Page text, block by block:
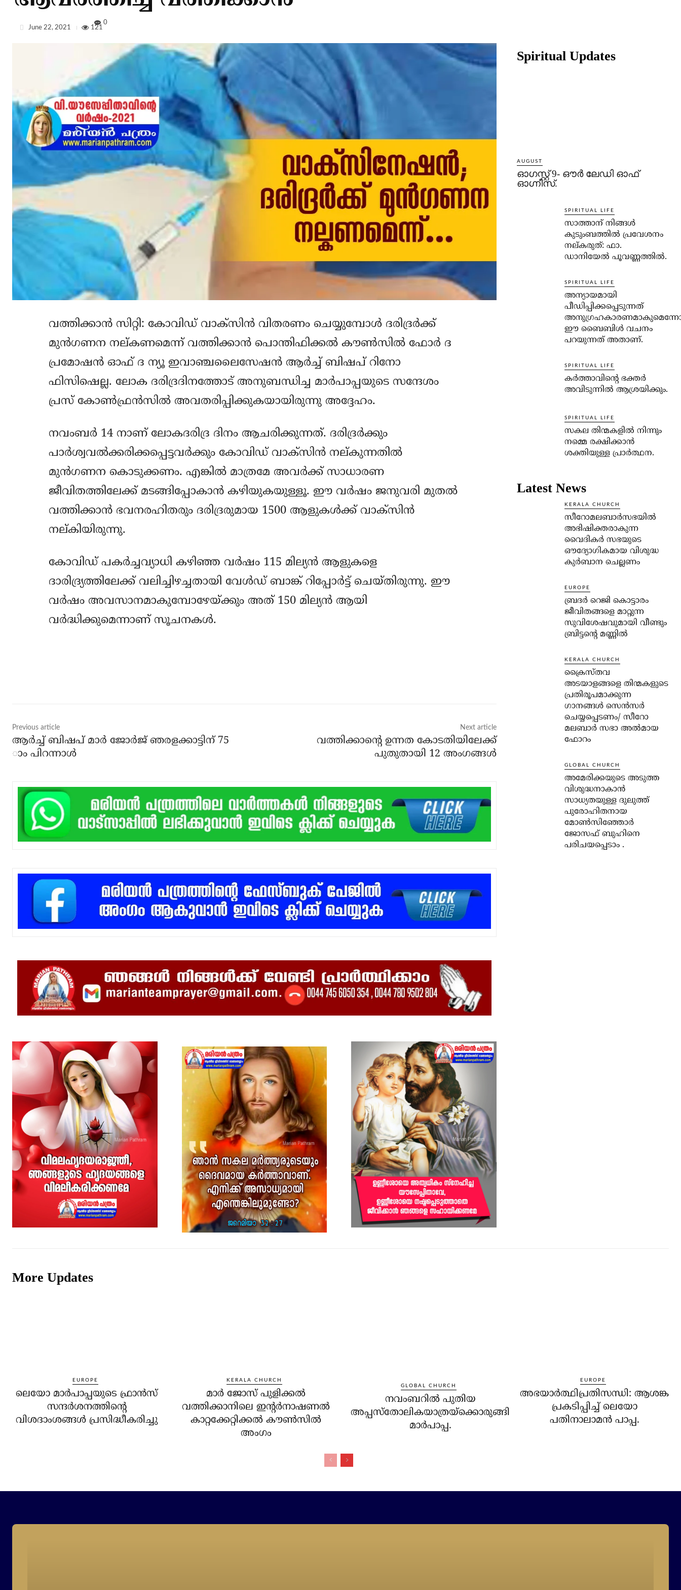
June 22, 2021 121
0
വത്തിക്കാന്‍ സിറ്റി: കോവിഡ് വാക്‌സിന്‍ വിതരണം ചെയ്യുമ്പോള്‍ ദരിദ്രര്‍ക്ക്
മുന്‍ഗണന നല്കണമെന്ന് വത്തിക്കാന്‍ പൊന്തിഫിക്കല്‍ കൗണ്‍സില്‍ ഫോര്‍ ദ
പ്രമോഷന്‍ ഓഫ് ദ ന്യൂ ഇവാഞ്ചലൈസേഷന്‍ ആര്‍ച്ച് ബിഷപ് റിനോ
ഫിസിഷെല്ല. ലോക ദരിദ്രദിനത്തോട് അനുബന്ധിച്ച മാര്‍പാപ്പയുടെ സന്ദേശം
പ്രസ് കോണ്‍ഫ്രന്‍സില്‍ അവതരിപ്പിക്കുകയായിരുന്നു അദ്ദേഹം.
നവംബര്‍ 14 നാണ് ലോകദരിദ്ര ദിനം ആചരിക്കുന്നത്. ദരിദ്രര്‍ക്കും
പാര്‍ശ്വവല്‍ക്കരിക്കപ്പെട്ടവര്‍ക്കും കോവിഡ് വാക്‌സിന്‍ നല്കുന്നതില്‍
മുന്‍ഗണന കൊടുക്കണം. എങ്കില്‍ മാത്രമേ അവര്‍ക്ക് സാധാരണ
ജീവിതത്തിലേക്ക് മടങ്ങിപ്പോകാന്‍ കഴിയുകയുള്ളൂ. ഈ വര്‍ഷം ജനുവരി മുതല്‍
വത്തിക്കാന്‍ ഭവനരഹിതരും ദരിദ്രരുമായ 1500 ആളുകള്‍ക്ക് വാക്‌സിന്‍
നല്കിയിരുന്നു.
കോവിഡ് പകര്‍ച്ചവ്യാധി കഴിഞ്ഞ വര്‍ഷം 115 മില്യന്‍ ആളുകളെ
ദാരിദ്ര്യത്തിലേക്ക് വലിച്ചിഴച്ചതായി വേള്‍ഡ് ബാങ്ക് റിപ്പോര്‍ട്ട് ചെയ്തിരുന്നു. ഈ
വര്‍ഷം അവസാനമാകുമ്പോഴേയ്ക്കും അത് 150 മില്യന്‍ ആയി
വര്‍ദ്ധിക്കുമെന്നാണ് സൂചനകള്‍.
Previous article
ആര്‍ച്ച് ബിഷപ് മാര്‍ ജോര്‍ജ് ഞരളക്കാട്ടിന് 75
ാം പിറന്നാള്‍
Next article
വത്തിക്കാന്റെ ഉന്നത കോടതിയിലേക്ക്
പുതുതായി 12 അംഗങ്ങള്‍
Spiritual Updates
AUGUST
ഓഗസ്റ്റ് 9- ഔര്‍ ലേഡി ഓഫ്
ഓഗ്നീസ്.
SPIRITUAL LIFE
സാത്താന് നിങ്ങള്‍
കുടുംബത്തില്‍ പ്രവേശനം
നല്കരുത്: ഫാ.
ഡാനിയേല്‍ പൂവണ്ണത്തില്‍.
SPIRITUAL LIFE
അന്യായമായി
പീഡിപ്പിക്കപ്പെടുന്നത്
ഈ ബൈബിള്‍ വചനം
പറയുന്നത് അതാണ്.
SPIRITUAL LIFE
കര്‍ത്താവിന്റെ ഭക്തര്‍
അവിടുന്നില്‍ ആശ്രയിക്കും.
SPIRITUAL LIFE
സകല തിന്മകളില്‍ നിന്നും
നമ്മെ രക്ഷിക്കാന്‍
ശക്തിയുള്ള പ്രാര്‍ത്ഥന.
Latest News
KERALA CHURCH
സീറോമലബാർസഭയിൽ
അഭിഷിക്തരാകുന്ന
വൈദികർ സഭയുടെ
ഔദ്യോഗികമായ വിശുദ്ധ
കുർബാന ചെല്ലണം
EUROPE
ബ്രദർ റെജി കൊട്ടാരം
ജീവിതങ്ങളെ മാറ്റുന്ന
സുവിശേഷവുമായി വീണ്ടും
ബ്രിട്ടന്റെ മണ്ണിൽ
KERALA CHURCH
ക്രൈസ്തവ
അടയാളങ്ങളെ തിന്മകളുടെ
പ്രതിരൂപമാക്കുന്ന
ഗാനങ്ങൾ സെൻസർ
ചെയ്യപ്പെടണം/ സീറോ
മലബാർ സഭാ അൽമായ
ഫോറം
GLOBAL CHURCH
അമേരിക്കയുടെ അടുത്ത
വിശുദ്ധനാകാൻ
സാധ്യതയുള്ള ദുലുത്ത്
പുരോഹിതനായ
മോൺസിഞ്ഞോർ
ജോസഫ് ബുഹിനെ
പരിചയപ്പെടാം .
More Updates
EUROPE
ലെയോ മാര്‍പാപ്പയുടെ ഫ്രാന്‍സ്
സന്ദര്‍ശനത്തിന്റെ
വിശദാംശങ്ങള്‍ പ്രസിദ്ധീകരിച്ചു
KERALA CHURCH
മാര്‍ ജോസ് പുളിക്കല്‍
വത്തിക്കാനിലെ ഇന്റര്‍നാഷണല്‍
കാറ്റക്കേറ്റിക്കല്‍ കൗണ്‍സില്‍
അംഗം
GLOBAL CHURCH
നവംബറില്‍ പുതിയ
അപ്പസ്‌തോലികയാത്രയ്‌ക്കൊരുങ്ങി
മാര്‍പാപ്പ.
EUROPE
അഭയാര്‍ത്ഥിപ്രതിസന്ധി: ആശങ്ക
പ്രകടിപ്പിച്ച് ലെയോ
പതിനാലാമന്‍ പാപ്പ.